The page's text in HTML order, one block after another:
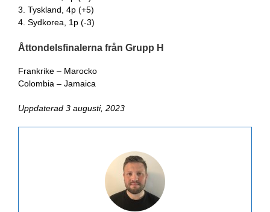
3. Tyskland, 4p (+5)
4. Sydkorea, 1p (-3)
Åttondelsfinalerna från Grupp H
Frankrike – Marocko
Colombia – Jamaica
Uppdaterad 3 augusti, 2023